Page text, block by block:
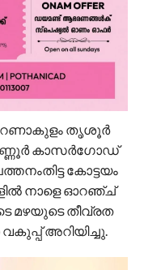
എറണാകുളം തൃശൂർ
കണ്ണൂർ കാസർഗോഡ്
കോട്ടയം
നാളെ ഓറഞ്ച്
മഴയുടെ തീവ്രത
അറിയിച്ചു.